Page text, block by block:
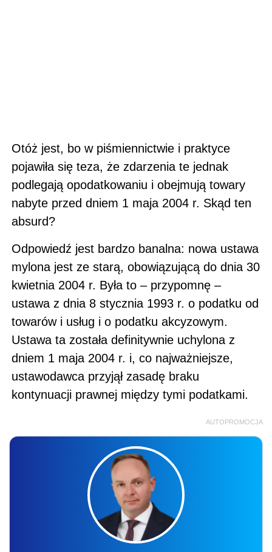
Otóż jest, bo w piśmiennictwie i praktyce
pojawiła się teza, że zdarzenia te jednak
podlegają opodatkowaniu i obejmują towary
nabyte przed dniem 1 maja 2004 r. Skąd ten
absurd?
Odpowiedź jest bardzo banalna: nowa ustawa
mylona jest ze starą, obowiązującą do dnia 30
kwietnia 2004 r. Była to – przypomnę –
ustawa z dnia 8 stycznia 1993 r. o podatku od
towarów i usług i o podatku akcyzowym.
Ustawa ta została definitywnie uchylona z
dniem 1 maja 2004 r. i, co najważniejsze,
ustawodawca przyjął zasadę braku
kontynuacji prawnej między tymi podatkami.
AUTOPROMOCJA